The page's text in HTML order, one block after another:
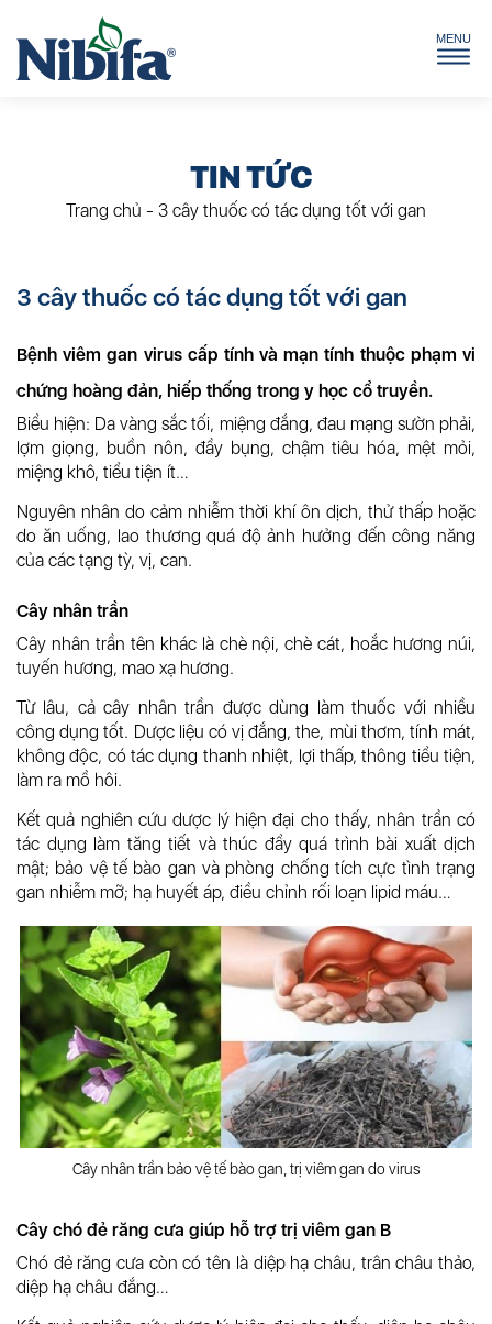
TIN TỨC
Trang chủ - 3 cây thuốc có tác dụng tốt với gan
3 cây thuốc có tác dụng tốt với gan
Bệnh viêm gan virus cấp tính và mạn tính thuộc phạm vi
chứng hoàng đản, hiếp thống trong y học cổ truyền.
Biểu hiện: Da vàng sắc tối, miệng đắng, đau mạng sườn phải,
lợm giọng, buồn nôn, đầy bụng, chậm tiêu hóa, mệt mỏi,
miệng khô, tiểu tiện ít…
Nguyên nhân do cảm nhiễm thời khí ôn dịch, thử thấp hoặc
do ăn uống, lao thương quá độ ảnh hưởng đến công năng
của các tạng tỳ, vị, can.
Cây nhân trần
Cây nhân trần tên khác là chè nội, chè cát, hoắc hương núi,
tuyến hương, mao xạ hương.
Từ lâu, cả cây nhân trần được dùng làm thuốc với nhiều
công dụng tốt. Dược liệu có vị đắng, the, mùi thơm, tính mát,
không độc, có tác dụng thanh nhiệt, lợi thấp, thông tiểu tiện,
làm ra mồ hôi.
Kết quả nghiên cứu dược lý hiện đại cho thấy, nhân trần có
tác dụng làm tăng tiết và thúc đẩy quá trình bài xuất dịch
mật; bảo vệ tế bào gan và phòng chống tích cực tình trạng
gan nhiễm mỡ; hạ huyết áp, điều chỉnh rối loạn lipid máu…
Cây nhân trần bảo vệ tế bào gan, trị viêm gan do virus
Cây chó đẻ răng cưa giúp hỗ trợ trị viêm gan B
Chó đẻ răng cưa còn có tên là diệp hạ châu, trân châu thảo,
diệp hạ châu đắng…